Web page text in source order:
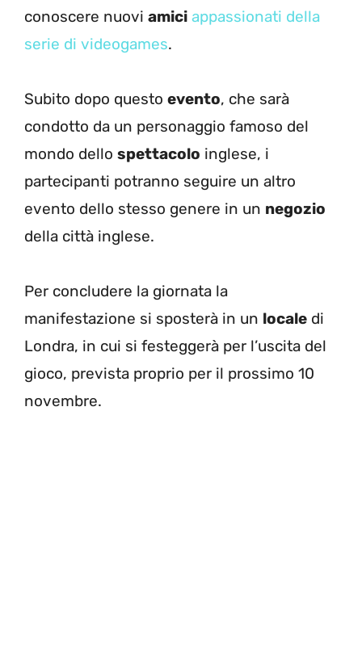
conoscere nuovi amici appassionati della
serie di videogames.
Subito dopo questo evento, che sarà
condotto da un personaggio famoso del
mondo dello spettacolo inglese, i
partecipanti potranno seguire un altro
evento dello stesso genere in un negozio
della città inglese.
Per concludere la giornata la
manifestazione si sposterà in un locale di
Londra, in cui si festeggerà per l’uscita del
gioco, prevista proprio per il prossimo 10
novembre.